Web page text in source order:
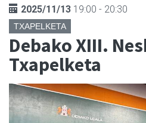
2025/11/13 19:00 - 20:30
TXAPELKETA
Debako XIII.
Txapelketa